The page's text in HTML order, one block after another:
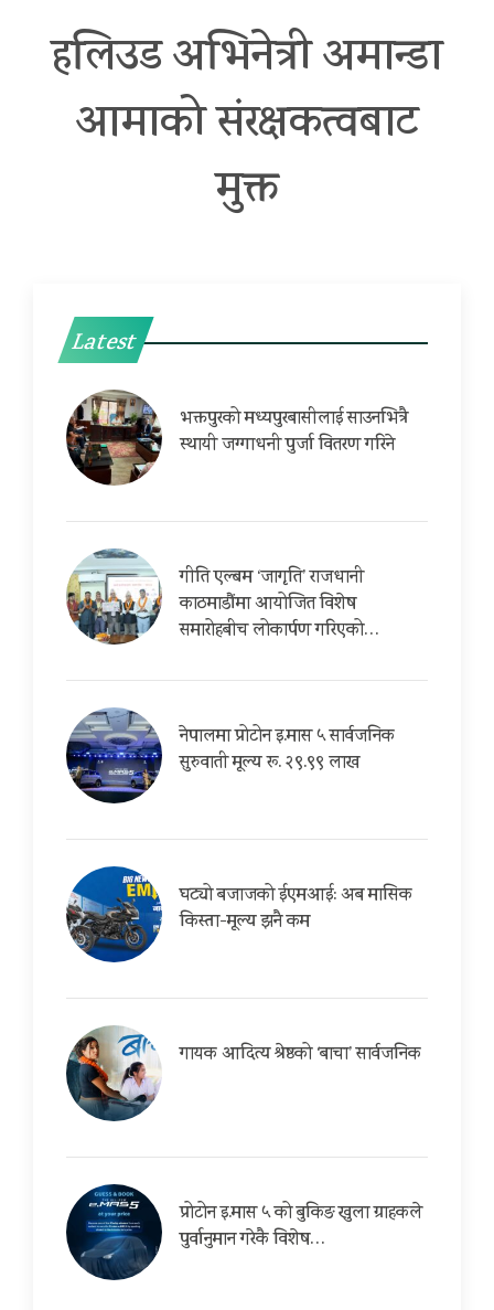
हलिउड अभिनेत्री अमान्डा
आमाको संरक्षकत्वबाट
मुक्त
Latest
भक्तपुरको मध्यपुरबासीलाई साउनभित्रै
स्थायी जग्गाधनी पुर्जा वितरण गरिने
गीति एल्बम ‘जागृति’ राजधानी
काठमाडौंमा आयोजित विशेष
समारोहबीच लोकार्पण गरिएको…
नेपालमा प्रोटोन इ.मास ५ सार्वजनिक
सुरुवाती मूल्य रू. २९.९९ लाख
घट्यो बजाजको ईएमआई: अब मासिक
किस्ता-मूल्य झनै कम
गायक आदित्य श्रेष्ठको ‘बाचा’ सार्वजनिक
प्रोटोन इ.मास ५ को बुकिङ खुला ग्राहकले
पुर्वानुमान गरेकै विशेष…